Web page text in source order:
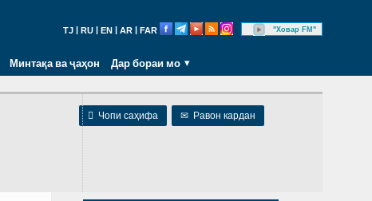
TJ RU EN AR FAR "Ховар FM"
Минтақа ва ҷаҳон Дар бораи мо
 Чопи саҳифа ✉ Равон кардан